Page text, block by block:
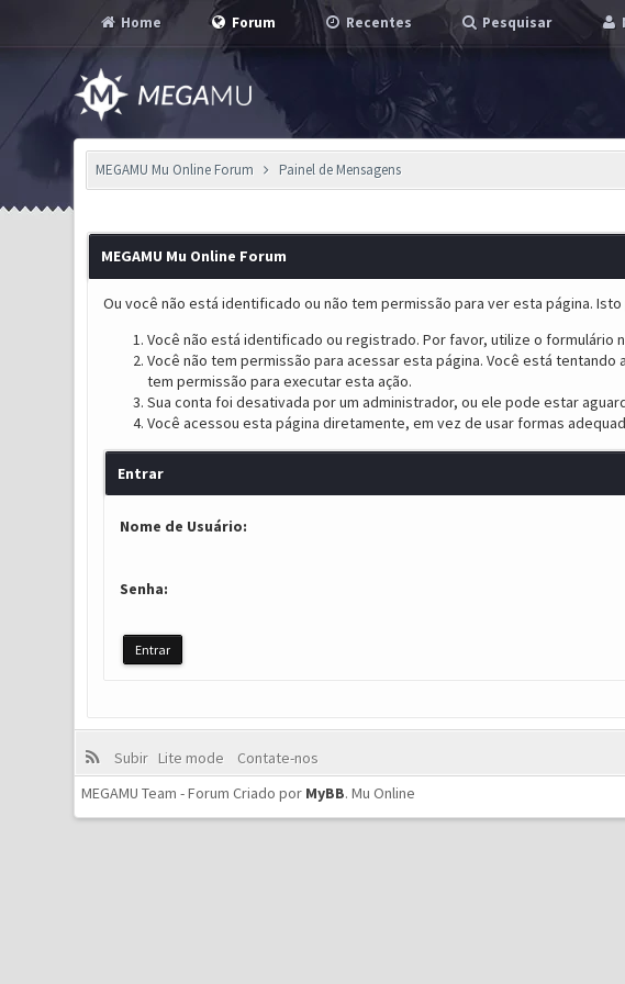
Home Forum Recentes Pesquisar
MEGAMU Mu Online Forum Painel de Mensagens
MEGAMU Mu Online Forum
Ou você não está identificado ou não tem permissão para ver esta página.
Você não está identificado ou registrado. Por favor, utilize o formulário
Você não tem permissão para acessar esta página. Você está
tem permissão para executar esta ação.
Sua conta foi desativada por um administrador, ou ele pode estar
Você acessou esta página diretamente, em vez de usar formas
Entrar
Nome de Usuário:
Senha:
Subir Lite mode
Contate-nos
MEGAMU Team - Forum Criado por MyBB.Mu Online